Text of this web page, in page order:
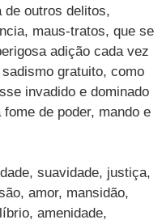
de outros delitos,
maus-tratos, que se
adição cada vez
gratuito, como
invadido e dominado
de poder, mando e
suavidade, justiça,
amor, mansidão,
amenidade,